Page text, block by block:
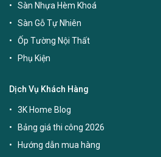
Sàn Nhựa Hèm Khoá
Sàn Gỗ Tự Nhiên
Ốp Tường Nội Thất
Phụ Kiện
Dịch Vụ Khách Hàng
3K Home Blog
Bảng giá thi công 2026
Hướng dẫn mua hàng